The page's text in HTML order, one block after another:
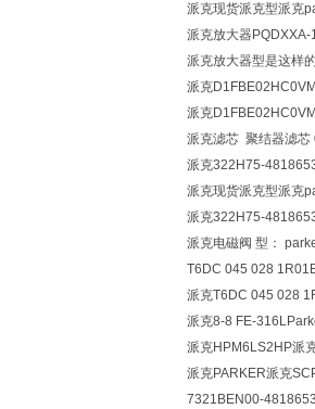
派克现货派克型派克
派克放大器PQDXXA-
派克放大器型是这样
派克
派克
派克滤芯 聚结器滤
派克322H75-
派克现货派克型派克
派克322H75-
派克电磁阀 型：
T6DC 045 028
派克T6DC 045 028
派克8-8 FE-
派克HPM6LS2HP派
派克PARKER派克
7321BEN00-